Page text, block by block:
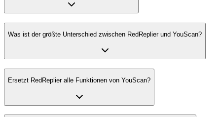
Was ist der größte Unterschied zwischen RedReplier und YouScan?
Ersetzt RedReplier alle Funktionen von YouScan?